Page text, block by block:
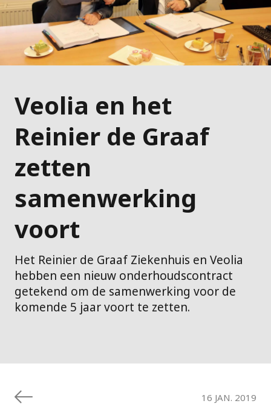
Veolia en het
Reinier de Graaf
zetten
samenwerking
voort
Het Reinier de Graaf Ziekenhuis en Veolia
hebben een nieuw onderhoudscontract
getekend om de samenwerking voor de
komende 5 jaar voort te zetten.
16 JAN. 2019